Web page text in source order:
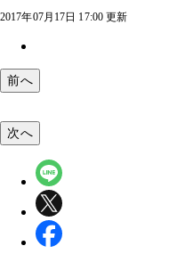
2017年07月17日 17:00 更新
前へ
次へ